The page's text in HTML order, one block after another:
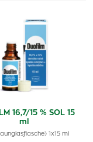
16,7/15 % SOL 15
ml
1x15 ml